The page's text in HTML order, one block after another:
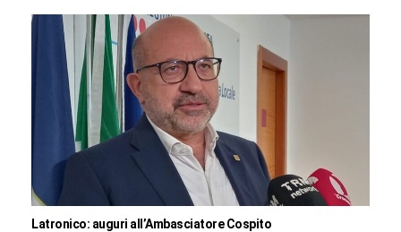
Latronico: auguri all’Ambasciatore Cospito